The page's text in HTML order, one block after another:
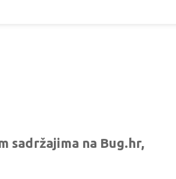
sadržajima na Bug.hr,